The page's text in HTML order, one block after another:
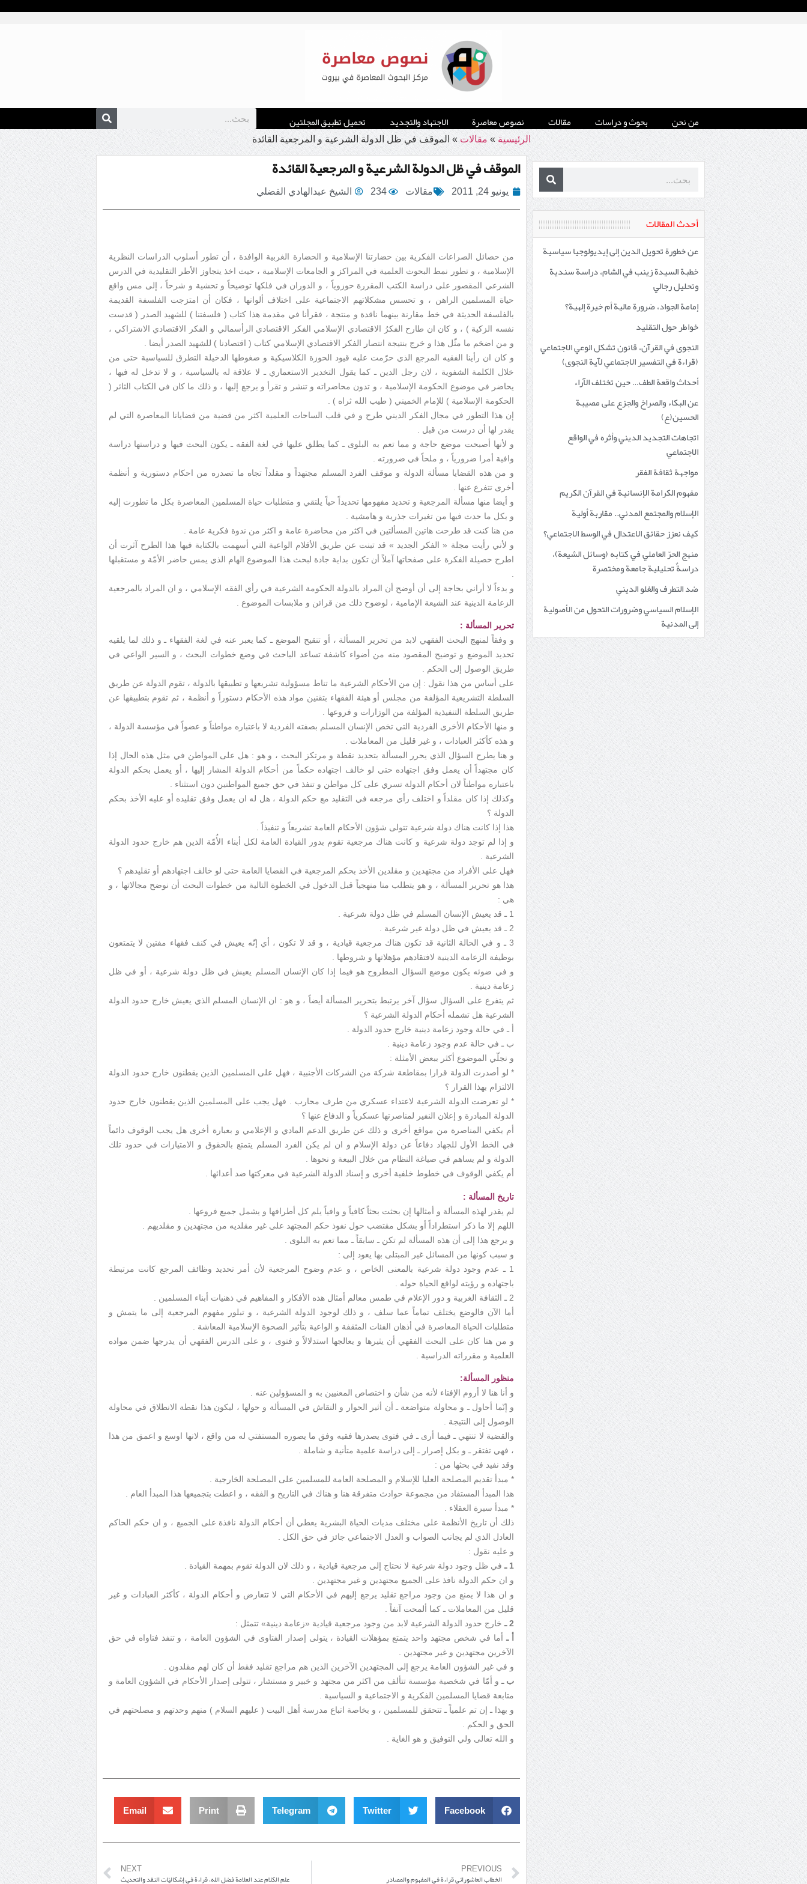
من نحن بحوث و دراسات مقالات نصوص معاصرة الاجتهاد والتجديد تحميل تطبيق المجلتين
الرئيسية » مقالات» الموقف في ظل الدولة الشرعية و المرجعية القائدة
أحدث المقالات
عن خطورة تحويل الدين إلى إيديولوجيا سياسية
خطبة السيدة زينب في الشام، دراسة سندية
وتحليل رجالي
إمامة الجواد، ضرورة مالية أم خيرة إلهية؟
خواطر حول التقليد
النجوى في القرآن، قانون تشكل الوعي الاجتماعي
(قراءة في التفسير الاجتماعي لآية النجوى)
أحداث واقعة الطف… حين تختلف الآراء
عن البكاء والصراخ والجزع على مصيبة
الحسين(ع)
اتجاهات التجديد الديني وأثره في الواقع
الاجتماعي
مواجهة ثقافة الفقر
مفهوم الكرامة الإنسانية في القرآن الكريم
الإسلام والمجتمع المدني.. مقاربة أولية
كيف نعزز حقائق الاعتدال في الوسط الاجتماعي؟
منهج الحرّ العاملي في كتابه (وسائل الشيعة)،
دراسةٌ تحليلية جامعة ومختصرة
ضد التطرف والغلو الديني
الإسلام السياسي وضرورات التحول من الأصولية
إلى المدنية
الموقف في ظل الدولة الشرعية و المرجعية القائدة
يونيو 24, 2011 مقالات 234 الشيخ عبدالهادي الفضلي
من حصائل الصراعات الفكرية بين حضارتنا الإسلامية و الحضارة الغربية الوافدة ، أن تطور أسلوب الدراسات النظرية
الإسلامية ، و تطور نمط البحوث العلمية في المراكز و الجامعات الإسلامية ، حيث اخذ يتجاوز الأطر التقليدية في الدرس
الشرعي المقصور على دراسة الكتب المقررة حوزوياً ، و الدوران في فلكها توضيحاً و تحشية و شرحاً ، إلى مس واقع
حياة المسلمين الراهن ، و تحسس مشكلاتهم الاجتماعية على اختلاف ألوانها ، فكان أن امتزجت الفلسفة القديمة
بالفلسفة الحديثة في خط مقارنة بينهما ناقدة و منتجة ، فقرأنا في مقدمة هذا كتاب ( فلسفتنا ) للشهيد الصدر ( قدست
نفسه الزكية ) ، و كان ان طارح الفكرُ الاقتصادي الإسلامي الفكر الاقتصادي الرأسمالي و الفكر الاقتصادي الاشتراكي ،
و من اضخم ما مثّل هذا و خرج بنتيجة انتصار الفكر الاقتصادي الإسلامي كتاب ( اقتصادنا ) للشهيد الصدر أيضا .
و كان ان رأينا الفقيه المرجع الذي حرّمت عليه قيود الحوزة الكلاسيكية و ضغوطها الدخيلة التطرق للسياسية حتى من
خلال الكلمة الشفوية ، لان رجل الدين ـ كما يقول التخدير الاستعماري ـ لا علاقة له بالسياسية ، و لا تدخل له فيها ،
يحاضر في موضوع الحكومة الإسلامية ، و تدون محاضراته و تنشر و تقرأ و يرجع إليها ، و ذلك ما كان في الكتاب الثائر (
الحكومة الإسلامية ) للإمام الخميني ( طيب الله ثراه ) .
إن هذا التطور في مجال الفكر الديني طرح و في قلب الساحات العلمية اكثر من قضية من قضايانا المعاصرة التي لم
يقدر لها أن درست من قبل .
و لأنها أصبحت موضع حاجة و مما تعم به البلوى ـ كما يطلق عليها في لغة الفقه ـ يكون البحث فيها و دراستها دراسة
وافية أمرا ضرورياً ، و ملحاً في ضرورته .
و من هذه القضايا مسألة الدولة و موقف الفرد المسلم مجتهداً و مقلداً تجاه ما تصدره من احكام دستورية و أنظمة
أخرى تتفرع عنها .
و أيضا منها مسألة المرجعية و تحديد مفهومها تحديداً حياً يلتقي و متطلبات حياة المسلمين المعاصرة بكل ما تطورت إليه
و بكل ما حدث فيها من تغيرات جذرية و هامشية .
من هنا كنت قد طرحت هاتين المسألتين في اكثر من محاضرة عامة و اكثر من ندوة فكرية عامة .
و لأني رأيت مجلة « الفكر الجديد » قد تبنت عن طريق الأقلام الواعية التي أسهمت بالكتابة فيها هذا الطرح آثرت أن
اطرح حصيلة الفكرة على صفحاتها آملاً أن تكون بداية جادة لبحث هذا الموضوع الهام الذي يمس حاضر الأمّة و مستقبلها
و بدءاً لا أراني بحاجة إلى أن أوضح أن المراد بالدولة الحكومة الشرعية في رأي الفقه الإسلامي ، و ان المراد بالمرجعية
الزعامة الدينية عند الشيعة الإمامية ، لوضوح ذلك من قرائن و ملابسات الموضوع .
تحرير المسألة :
و وفقاً لمنهج البحث الفقهي لابد من تحرير المسألة ، أو تنقيح الموضع ـ كما يعبر عنه في لغة الفقهاء ـ و ذلك لما يلقيه
تحديد الموضع و توضيح المقصود منه من أضواء كاشفة تساعد الباحث في وضع خطوات البحث ، و السير الواعي في
طريق الوصول إلى الحكم .
على أساس من هذا نقول : إن من الأحكام الشرعية ما تناط مسؤولية تشريعها و تطبيقها بالدولة ، تقوم الدولة عن طريق
السلطة التشريعية المؤلفة من مجلس أو هيئة الفقهاء بتقنين مواد هذه الأحكام دستوراً و أنظمة ، ثم تقوم بتطبيقها عن
طريق السلطة التنفيذية المؤلفة من الوزارات و فروعها .
و منها الأحكام الأخرى الفردية التي تخص الإنسان المسلم بصفته الفردية لا باعتباره مواطناً و عضواً في مؤسسة الدولة ،
و هذه كأكثر العبادات ، و غير قليل من المعاملات .
و هنا يطرح السؤال الذي يحرر المسألة بتحديد نقطة و مرتكز البحث ، و هو : هل على المواطن في مثل هذه الحال إذا
كان مجتهداً أن يعمل وفق اجتهاده حتى لو خالف اجتهاده حكماً من أحكام الدولة المشار إليها ، أو يعمل بحكم الدولة
باعتباره مواطناً لان أحكام الدولة تسري على كل مواطن و تنفذ في حق جميع المواطنين دون استثناء .
وكذلك إذا كان مقلداً و اختلف رأي مرجعه في التقليد مع حكم الدولة ، هل له ان يعمل وفق تقليده أو عليه الأخذ بحكم
الدولة ؟
هذا إذا كانت هناك دولة شرعية تتولى شؤون الأحكام العامة تشريعاً و تنفيذاً .
و إذا لم توجد دولة شرعية و كانت هناك مرجعية تقوم بدور القيادة العامة لكل أبناء الأُمّة الذين هم خارج حدود الدولة
الشرعية .
فهل على الأفراد من مجتهدين و مقلدين الأخذ بحكم المرجعية في القضايا العامة حتى لو خالف اجتهادهم أو تقليدهم ؟
هذا هو تحرير المسألة ، و هو يتطلب منا منهجياً قبل الدخول في الخطوة التالية من خطوات البحث أن نوضح مجالاتها ، و
هي :
1 ـ قد يعيش الإنسان المسلم في ظل دولة شرعية .
2 ـ قد يعيش في ظل دولة غير شرعية .
3 ـ و في الحالة الثانية قد تكون هناك مرجعية قيادية ، و قد لا تكون ، أي إنّه يعيش في كنف فقهاء مفتين لا يتمتعون
بوظيفة الزعامة الدينية لافتقادهم مؤهلاتها و شروطها .
و في ضوئه يكون موضع السؤال المطروح هو فيما إذا كان الإنسان المسلم يعيش في ظل دولة شرعية ، أو في ظل
زعامة دينية .
ثم يتفرع على السؤال سؤال آخر يرتبط بتحرير المسألة أيضاً ، و هو : ان الإنسان المسلم الذي يعيش خارج حدود الدولة
الشرعية هل تشمله أحكام الدولة الشرعية ؟
أ ـ في حالة وجود زعامة دينية خارج حدود الدولة .
ب ـ في حالة عدم وجود زعامة دينية .
و نجلّي الموضوع أكثر ببعض الأمثلة :
* لو أصدرت الدولة قرارا بمقاطعة شركة من الشركات الأجنبية ، فهل على المسلمين الذين يقطنون خارج حدود الدولة
الالتزام بهذا القرار ؟
* لو تعرضت الدولة الشرعية لاعتداء عسكري من طرف محارب . فهل يجب على المسلمين الذين يقطنون خارج حدود
الدولة المبادرة و إعلان النفير لمناصرتها عسكرياً و الدفاع عنها ؟
أم يكفي المناصرة من مواقع أخرى و ذلك عن طريق الدعم المادي و الإعلامي و بعبارة أخرى هل يجب الوقوف دائماً
في الخط الأول للجهاد دفاعاً عن دولة الإسلام و ان لم يكن الفرد المسلم يتمتع بالحقوق و الامتيازات في حدود تلك
الدولة و لم يساهم في صياغة النظام من خلال البيعة و نحوها .
أم يكفي الوقوف في خطوط خلفية أخرى و إسناد الدولة الشرعية في معركتها ضد أعدائها .
تاريخ المسألة :
لم يقدر لهذه المسألة و أمثالها إن بحثت بحثاً كافياً و وافياً يلم كل أطرافها و يشمل جميع فروعها .
اللهم إلا ما ذكر استطراداً أو بشكل مقتضب حول نفوذ حكم المجتهد على غير مقلديه من مجتهدين و مقلديهم .
و يرجع هذا إلى أن هذه المسألة لم تكن ـ سابقاً ـ مما تعم به البلوى .
و سبب كونها من المسائل غير المبتلى بها يعود إلى :
1 ـ عدم وجود دولة شرعية بالمعنى الخاص ، و عدم وضوح المرجعية لأن أمر تحديد وظائف المرجع كانت مرتبطة
باجتهاده و رؤيته لواقع الحياة حوله .
2 ـ الثقافة الغربية و دور الإعلام في طمس معالم أمثال هذه الأفكار و المفاهيم في ذهنيات أبناء المسلمين .
أما الآن فالوضع يختلف تماماً عما سلف ، و ذلك لوجود الدولة الشرعية ، و تبلور مفهوم المرجعية إلى ما يتمش و
متطلبات الحياة المعاصرة في أذهان الفئات المثقفة و الواعية بتأثير الصحوة الإسلامية المعاشة .
و من هنا كان على البحث الفقهي أن يثيرها و يعالجها استدلالاً و فتوى ، و على الدرس الفقهي أن يدرجها ضمن مواده
العلمية و مقرراته الدراسية .
منظور المسألة:
و أنا هنا لا أروم الإفتاء لأنه من شأن و اختصاص المعنيين به و المسؤولين عنه .
و إنّما أحاول ـ و محاولة متواضعة ـ أن أثير الحوار و النقاش في المسألة و حولها ، ليكون هذا نقطة الانطلاق في محاولة
الوصول إلى النتيجة .
والقضية لا تنتهي ـ فيما أرى ـ في فتوى يصدرها فقيه وفق ما يصوره المستفتي له من واقع ، لانها اوسع و اعمق من هذا
، فهي تفتقر ـ و بكل إصرار ـ إلى دراسة علمية متأنية و شاملة .
وقد نفيد في بحثها من :
* مبدأ تقديم المصلحة العليا للإسلام و المصلحة العامة للمسلمين على المصلحة الخارجية .
هذا المبدأ المستفاد من مجموعة حوادث متفرقة هنا و هناك في التاريخ و الفقه ، و اعطت بتجميعها هذا المبدأ العام .
* مبدأ سيرة العقلاء .
ذلك أن تاريخ الأنظمة على مختلف مديات الحياة البشرية يعطي أن أحكام الدولة نافذة على الجميع ، و ان حكم الحاكم
العادل الذي لم يجانب الصواب و العدل الاجتماعي جائز في حق الكل .
و عليه نقول :
1 ـ في ظل وجود دولة شرعية لا نحتاج إلى مرجعية قيادية ، و ذلك لان الدولة تقوم بمهمة القيادة .
و ان حكم الدولة نافذ على الجميع مجتهدين و غير مجتهدين .
و ان هذا لا يمنع من وجود مراجع تقليد يرجع إليهم في الأحكام التي لا تتعارض و أحكام الدولة ، كأكثر العبادات و غير
قليل من المعاملات ـ كما ألمحت آنفاً .
2 ـ خارج حدود الدولة الشرعية لابد من وجود مرجعية قيادية «زعامة دينية» تتمثل :
أ ـأما في شخص مجتهد واحد يتمتع بمؤهلات القيادة ، يتولى إصدار الفتاوى في الشؤون العامة ، و تنفذ فتاواه في حق
الآخرين مجتهدين و غير مجتهدين .
و في غير الشؤون العامة يرجع إلى المجتهدين الآخرين الذين هم مراجع تقليد فقط أن كان لهم مقلدون .
ب ـ و أمّا في شخصية مؤسسة تتألف من اكثر من مجتهد و خبير و مستشار ، تتولى إصدار الأحكام في الشؤون العامة و
متابعة قضايا المسلمين الفكرية و الاجتماعية و السياسية .
و بهذا ـ إن تم علمياً ـ تتحقق للمسلمين ، و بخاصة اتباع مدرسة أهل البيت ( عليهم السلام ) منهم وحدتهم و مصلحتهم في
الحق و الحكم .
و الله تعالى ولي التوفيق و هو الغاية .
Facebook
Twitter
Telegram
Print
Email
PREVIOUS
الخطاب العاشورائي قراءة في المفهوم والمصادر
NEXT
علم الكلام عند العلامة فضل الله، قراءة في إشكاليّات النقد والتحديث